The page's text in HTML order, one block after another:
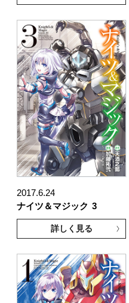
2017.6.24
ナイツ＆マジック 3
詳しく見る